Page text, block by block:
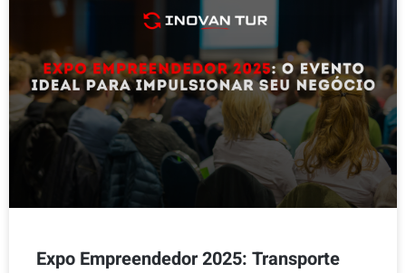
Expo Empreendedor 2025: Transporte